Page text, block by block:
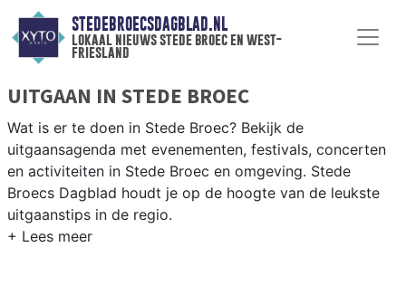
STEDEBROECSDAGBLAD.NL
lokaal nieuws stede broec en west-
friesland
UITGAAN IN STEDE BROEC
Wat is er te doen in Stede Broec? Bekijk de
uitgaansagenda met evenementen, festivals, concerten
en activiteiten in Stede Broec en omgeving. Stede
Broecs Dagblad houdt je op de hoogte van de leukste
uitgaanstips in de regio.